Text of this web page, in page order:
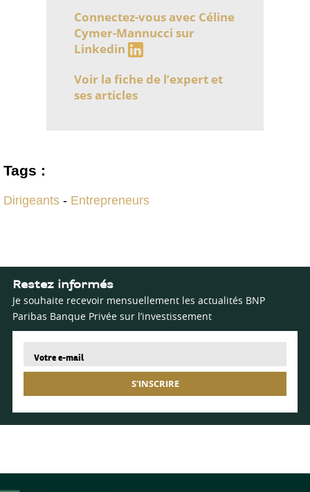
Connectez-vous avec Céline
Cymer-Mannucci sur
Linkedin
Voir la fiche de l’expert et
ses articles
Tags :
Dirigeants - Entrepreneurs
Restez informés
Je souhaite recevoir mensuellement les actualités BNP
Paribas Banque Privée sur l’investissement
S'INSCRIRE